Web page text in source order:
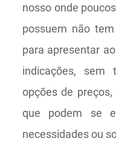
nosso onde
possuem não
para apresentar
indicações, sem
opções de
que podem se
necessidades ou